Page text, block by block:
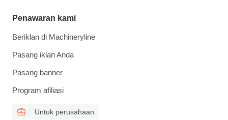
Penawaran kami
Beriklan di Machineryline
Pasang iklan Anda
Pasang banner
Program afiliasi
Untuk perusahaan